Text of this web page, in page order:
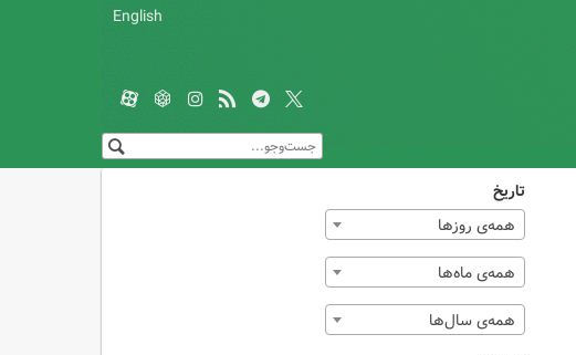
English
تاریخ
همه‌ی روزها
همه‌ی ماه‌ها
همه‌ی سال‌ها